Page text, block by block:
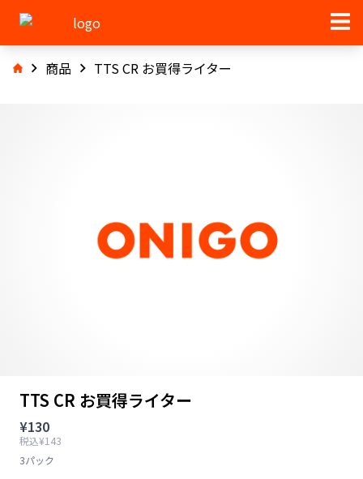
商品 TTS CR お買得ライター
TTS CR お買得ライター
¥130
税込¥143
3パック